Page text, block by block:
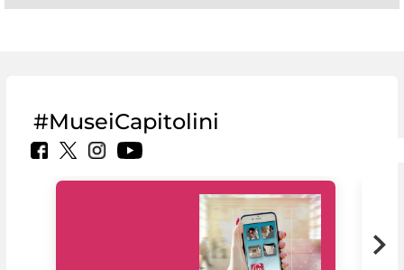
#MuseiCapitolini